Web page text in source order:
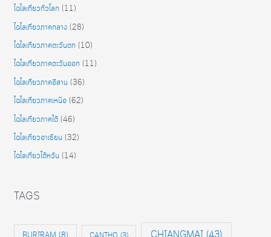
ไฉไลเที่ยวทั่วโลก (11)
ไฉไลเที่ยวภาคกลาง (28)
ไฉไลเที่ยวภาคตะวันตก (10)
ไฉไลเที่ยวภาคตะวันออก (11)
ไฉไลเที่ยวภาคอีสาน (36)
ไฉไลเที่ยวภาคเหนือ (62)
ไฉไลเที่ยวภาคใต้ (46)
ไฉไลเที่ยวอาเซียน (32)
ไฉไลเที่ยวไต้หวัน (14)
TAGS